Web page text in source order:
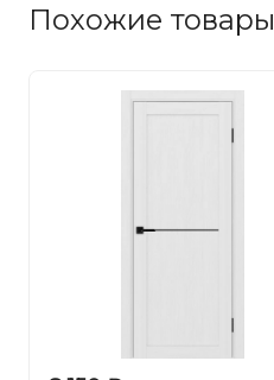
Похожие товары